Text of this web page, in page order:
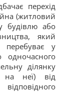
перехід
(житловий
будівлю або
який
перебуває у
одночасного
ділянку
на неї) від